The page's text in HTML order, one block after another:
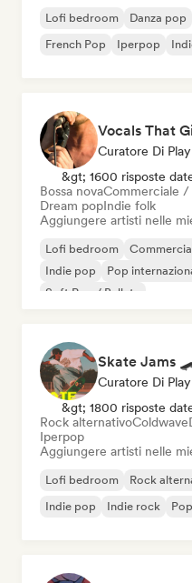
Lofi bedroom Danza pop
French Pop
Iperpop
Vocals That
Curatore Di
&gt; 1600 risposte
Bossa novaCommerciale /
Dream popIndie folk
Aggiungere artisti nelle
Lofi bedroom
Indie pop
Pop
Soft Pop / Ballata
Curatore Di
&gt; 1800 risposte
Rock alternativoColdwave
Iperpop
Aggiungere artisti nelle
Lofi bedroom Rock
Indie pop
Indie rock